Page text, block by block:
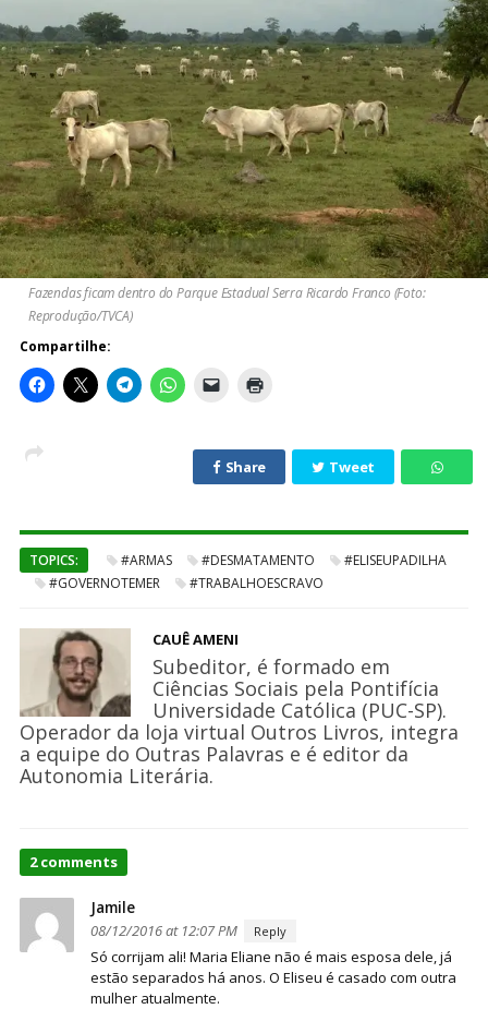
Fazendas ficam dentro do Parque Estadual Serra Ricardo Franco (Foto:
Reprodução/TVCA)
Compartilhe:
Share Tweet
TOPICS: #ARMAS #DESMATAMENTO
#ELISEUPADILHA
#GOVERNOTEMER
#TRABALHOESCRAVO
CAUÊ AMENI
Subeditor, é formado em
Ciências Sociais pela Pontifícia
Universidade Católica (PUC-SP).
Operador da loja virtual Outros Livros, integra
a equipe do Outras Palavras e é editor da
Autonomia Literária.
2 commentsOn
Mato
Grosso,
18
armas,
trabalho
Jamile
08/12/2016 at 12:07 PM
Reply
Só corrijam ali! Maria Eliane não é mais esposa dele, já
estão separados há anos. O Eliseu é casado com outra
mulher atualmente.